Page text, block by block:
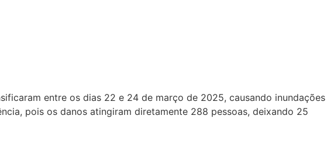
entre os dias 22 e 24 de março de 2025, causando inundações
pois os danos atingiram diretamente 288 pessoas, deixando 25